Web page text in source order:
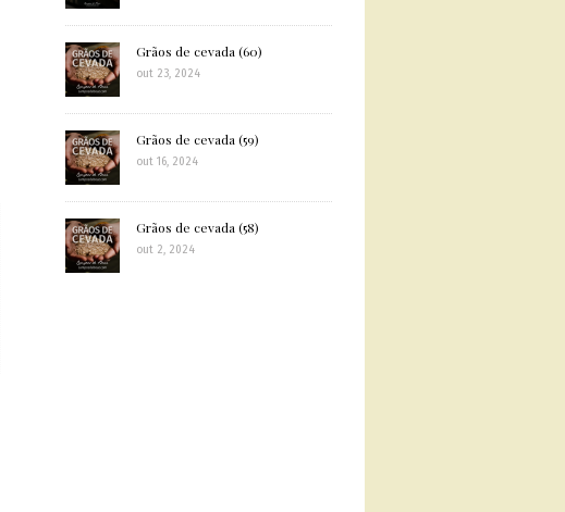
Grãos de cevada (60)
out 23, 2024
Grãos de cevada (59)
out 16, 2024
Grãos de cevada (58)
out 2, 2024